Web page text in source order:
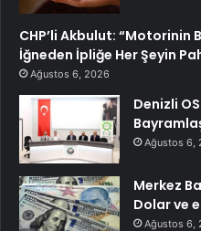
CHP’li Akbulut: “Motorinin
İğneden İpliğe Her Şeyin
Ağustos 6, 2026
Denizli
Ağustos 6,
Merkez
Dolar ve
Ağustos 6,